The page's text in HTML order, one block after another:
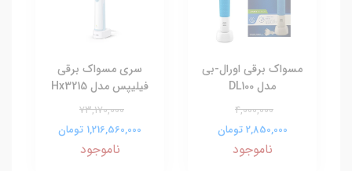
مسواک برقی اورال-بی
مدل DL100
4,000,000
2,850,000 تومان
ناموجود
سری مسواک برقی
فیلیپس مدل Hx3215
73,170,000
1,216,560,000 تومان
ناموجود